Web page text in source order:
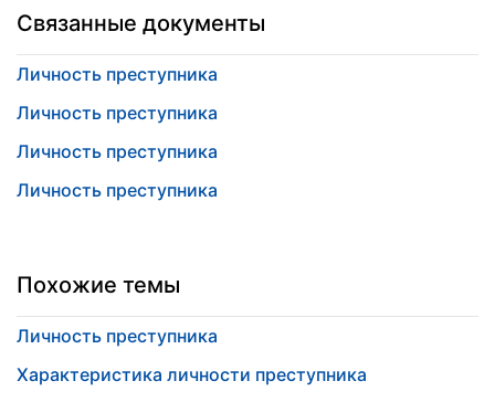
Связанные документы
Личность преступника
Личность преступника
Личность преступника
Личность преступника
Похожие темы
Личность преступника
Характеристика личности преступника